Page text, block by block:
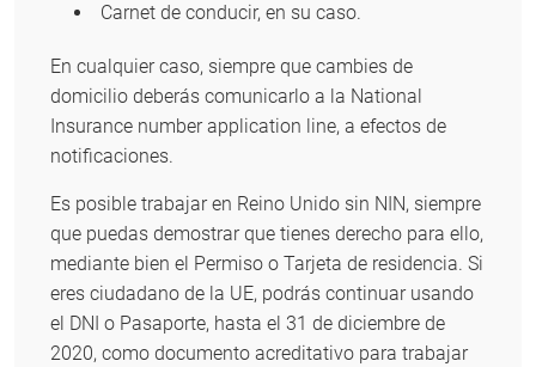
Carnet de conducir, en su caso.
En cualquier caso, siempre que cambies de
domicilio deberás comunicarlo a la National
Insurance number application line, a efectos de
notificaciones.
Es posible trabajar en Reino Unido sin NIN, siempre
que puedas demostrar que tienes derecho para ello,
mediante bien el Permiso o Tarjeta de residencia. Si
eres ciudadano de la UE, podrás continuar usando
el DNI o Pasaporte, hasta el 31 de diciembre de
2020, como documento acreditativo para trabajar